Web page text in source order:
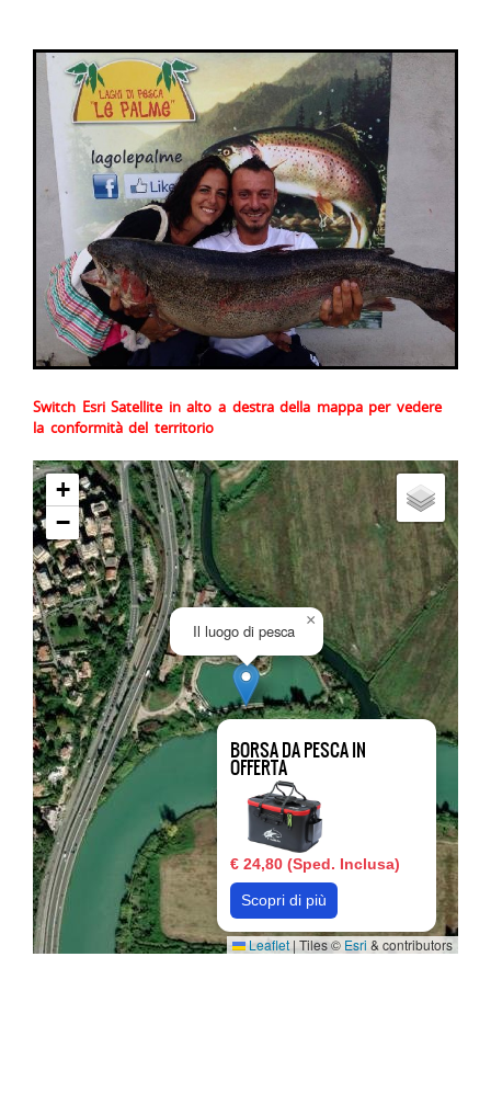
Switch Esri Satellite in alto a destra della mappa per vedere
la conformità del territorio
BORSA DA PESCA IN
OFFERTA
€ 24,80 (Sped. Inclusa)
Scopri di più
Il luogo di pesca
×
+
−
Leaflet| Tiles © Esri & contributors